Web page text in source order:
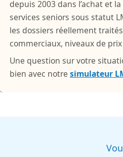
depuis 2003 dans l’achat et
services seniors sous statut
les dossiers réellement
commerciaux, niveaux de
Une question sur votre
bien avec notre simulateur